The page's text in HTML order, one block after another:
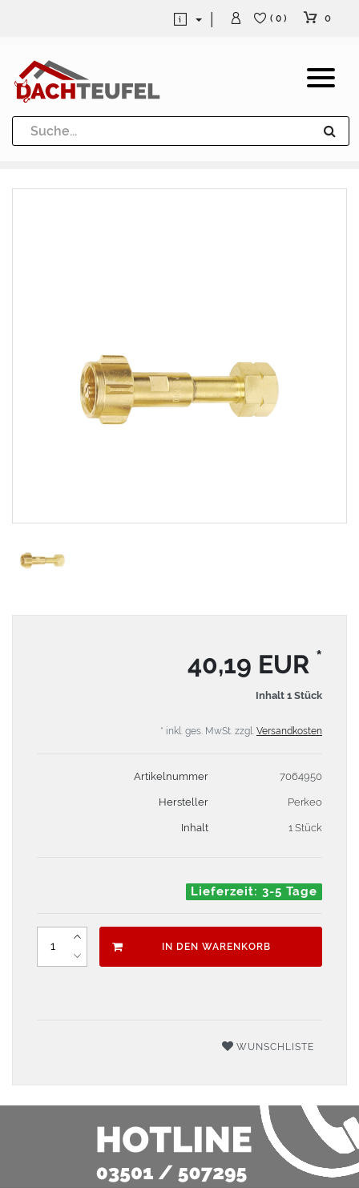
Dachrinne und Fallrohre
Werkzeuge und Löttechnik
( 0 ) 0
40,19 EUR *
Inhalt 1 Stück
* inkl. ges. MwSt. zzgl. Versandkosten
Artikelnummer 7064950
Hersteller Perkeo
Inhalt 1 Stück
Lieferzeit: 3-5 Tage
IN DEN WARENKORB
WUNSCHLISTE